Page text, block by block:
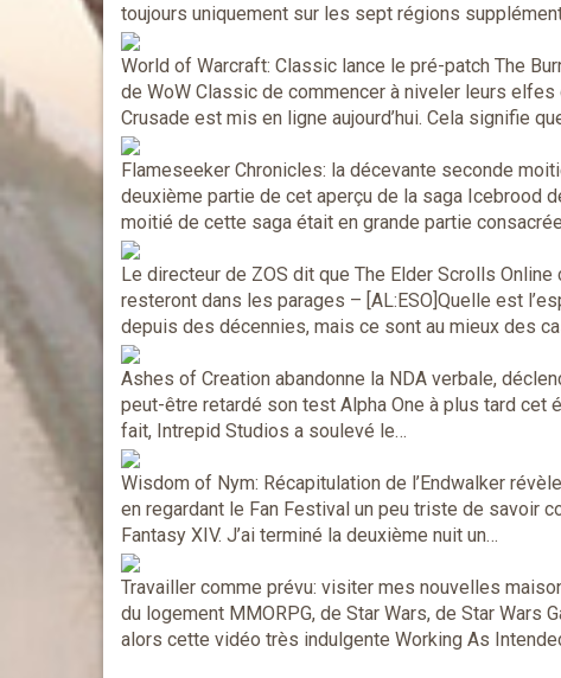
toujours uniquement sur les sept régions
World of Warcraft: Classic lance le pré-patch The
de WoW Classic de commencer à niveler leurs
Crusade est mis en ligne aujourd’hui. Cela signifie
Flameseeker Chronicles: la décevante seconde
deuxième partie de cet aperçu de la saga Icebrood
moitié de cette saga était en grande partie
Le directeur de ZOS dit que The Elder Scrolls
resteront dans les parages – [AL:ESO]Quelle est
depuis des décennies, mais ce sont au mieux des
Ashes of Creation abandonne la NDA verbale,
peut-être retardé son test Alpha One à plus tard cet
fait, Intrepid Studios a soulevé le…
Wisdom of Nym: Récapitulation de l’Endwalker
en regardant le Fan Festival un peu triste de savoir
Fantasy XIV. J’ai terminé la deuxième nuit un…
Travailler comme prévu: visiter mes nouvelles
du logement MMORPG, de Star Wars, de Star
alors cette vidéo très indulgente Working As